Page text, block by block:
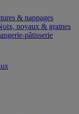
& nappages
noyaux & graines
pâtisserie